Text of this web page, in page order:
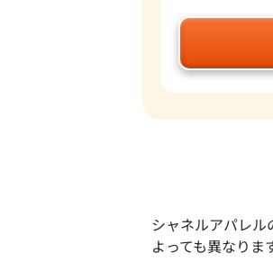
シャネルアパレ
よっても異なりま